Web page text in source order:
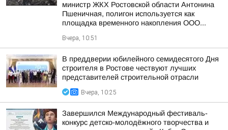
министр ЖКХ Ростовской области Антонина
Пшеничная, полигон используется как
площадка временного накопления ООО...
Вчера, 10:51
В преддверии юбилейного семидесятого Дня
строителя в Ростове чествуют лучших
представителей строительной отрасли
Вчера, 10:25
Завершился Международный фестиваль-
конкурс детско-молодёжного творчества и